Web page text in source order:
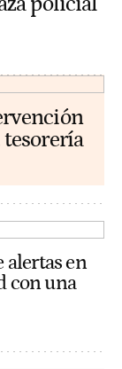
tesorería
alertas en
con una